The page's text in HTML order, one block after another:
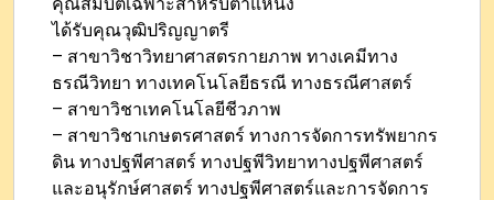
ได้รับคุณวุฒิปริญญาตรี
– สาขาวิชาวิทยาศาสตรกายภาพ ทางเคมีทาง
ธรณีวิทยา ทางเทคโนโลยีธรณี ทางธรณีศาสตร์
– สาขาวิชาเทคโนโลยีชีวภาพ
– สาขาวิชาเกษตรศาสตร์ ทางการจัดการทรัพยากร
ดิน ทางปฐพีศาสตร์ ทางปฐพีวิทยาทางปฐพีศาสตร์
และอนุรักษ์ศาสตร์ ทางปฐพีศาสตร์และการจัดการ